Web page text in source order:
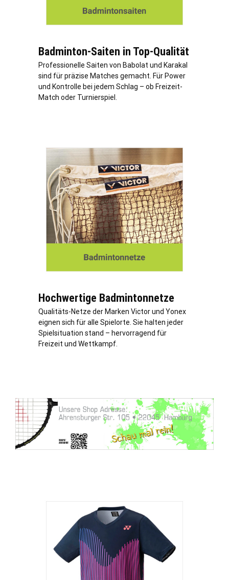
Badminton-Saiten in Top-Qualität
Professionelle Saiten von Babolat und Karakal
sind für präzise Matches gemacht. Für Power
und Kontrolle bei jedem Schlag – ob Freizeit-
Match oder Turnierspiel.
Hochwertige Badmintonnetze
Qualitäts-Netze der Marken Victor und Yonex
eignen sich für alle Spielorte. Sie halten jeder
Spielsituation stand – hervorragend für
Freizeit und Wettkampf.